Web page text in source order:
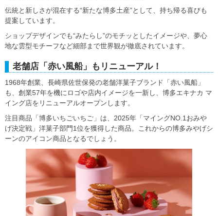
伝統と新しさが混在する“新たな博多土産”として、持ち帰る喜びも
提案しています。
ショップデザインでも“みたらし”のモチッとしたイメージや、夢心
地な雲型モチーフなど細部まで世界観が徹底されています。
老舗店「赤い風船」もリニューアル！
1968年創業、長崎県佐世保発の老舗洋菓子ブランド「赤い風船」
も、創業57年を機にロゴや店内イメージを一新し、博多エキナカ マ
イング店をリニューアルオープンします。
注目商品「博多いちごいちご」は、2025年「マイングNO.1おみや
げ決定戦」洋菓子部門1位を獲得した商品。これからの博多みやげシ
ーンのアイコン商品となるでしょう。